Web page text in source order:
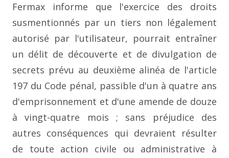
Fermax informe que l'exercice des droits
susmentionnés par un tiers non légalement
autorisé par l'utilisateur, pourrait entraîner
un délit de découverte et de divulgation de
secrets prévu au deuxième alinéa de l'article
197 du Code pénal, passible d'un à quatre ans
d'emprisonnement et d'une amende de douze
à vingt-quatre mois ; sans préjudice des
autres conséquences qui devraient résulter
de toute action civile ou administrative à